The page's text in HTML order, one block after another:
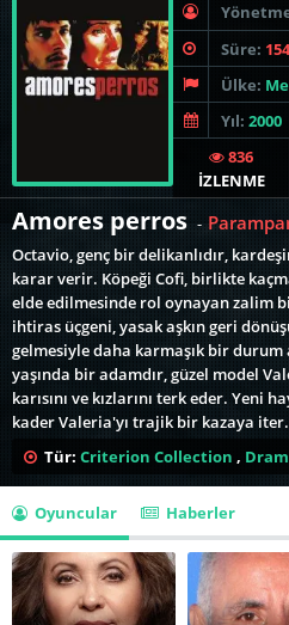
Süre:
Ülke:
Yıl: 2000
836
İZLENME
Amores perros -
Octavio, genç bir delikanlıdır,
karar verir. Köpeği Cofi, birlikte
elde edilmesinde rol oynayan zalim
ihtiras üçgeni, yasak aşkın geri
gelmesiyle daha karmaşık bir durum
yaşında bir adamdır, güzel model
karısını ve kızlarını terk eder. Yeni
kader Valeria'yı trajik bir kazaya
olduğunu düşündüğü anda, bütün
yapar. Daniel ve Valeria'nın küçük
dairenin ahşap zeminindeki boşluğa
kaderlerinin de başlangıcı olur.
takındıkları tutum, her çeşitli
gerebilen aşk hikayelerine
eder.Sonunda, El Chivo ("keçi") kaza
yatan, hayatta derin hüsrana
Tür: Criterion Collection , Dram
Oyuncular Haberler